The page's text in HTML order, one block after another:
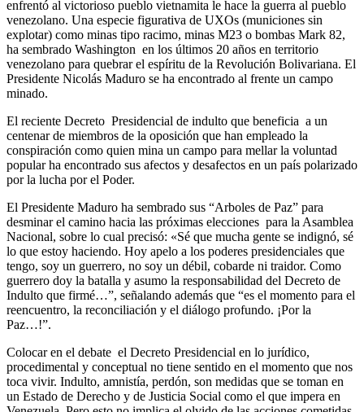
enfrentó al victorioso pueblo vietnamita le hace la guerra al pueblo
venezolano. Una especie figurativa de UXOs (municiones sin
explotar) como minas tipo racimo, minas M23 o bombas Mark 82,
ha sembrado Washington en los últimos 20 años en territorio
venezolano para quebrar el espíritu de la Revolución Bolivariana. El
Presidente Nicolás Maduro se ha encontrado al frente un campo
minado.
El reciente Decreto Presidencial de indulto que beneficia a un
centenar de miembros de la oposición que han empleado la
conspiración como quien mina un campo para mellar la voluntad
popular ha encontrado sus afectos y desafectos en un país polarizado
por la lucha por el Poder.
El Presidente Maduro ha sembrado sus “Arboles de Paz” para
desminar el camino hacia las próximas elecciones para la Asamblea
Nacional, sobre lo cual precisó: «Sé que mucha gente se indignó, sé
lo que estoy haciendo. Hoy apelo a los poderes presidenciales que
tengo, soy un guerrero, no soy un débil, cobarde ni traidor. Como
guerrero doy la batalla y asumo la responsabilidad del Decreto de
Indulto que firmé…”, señalando además que “es el momento para el
reencuentro, la reconciliación y el diálogo profundo. ¡Por la
Paz…!”.
Colocar en el debate el Decreto Presidencial en lo jurídico,
procedimental y conceptual no tiene sentido en el momento que nos
toca vivir. Indulto, amnistía, perdón, son medidas que se toman en
un Estado de Derecho y de Justicia Social como el que impera en